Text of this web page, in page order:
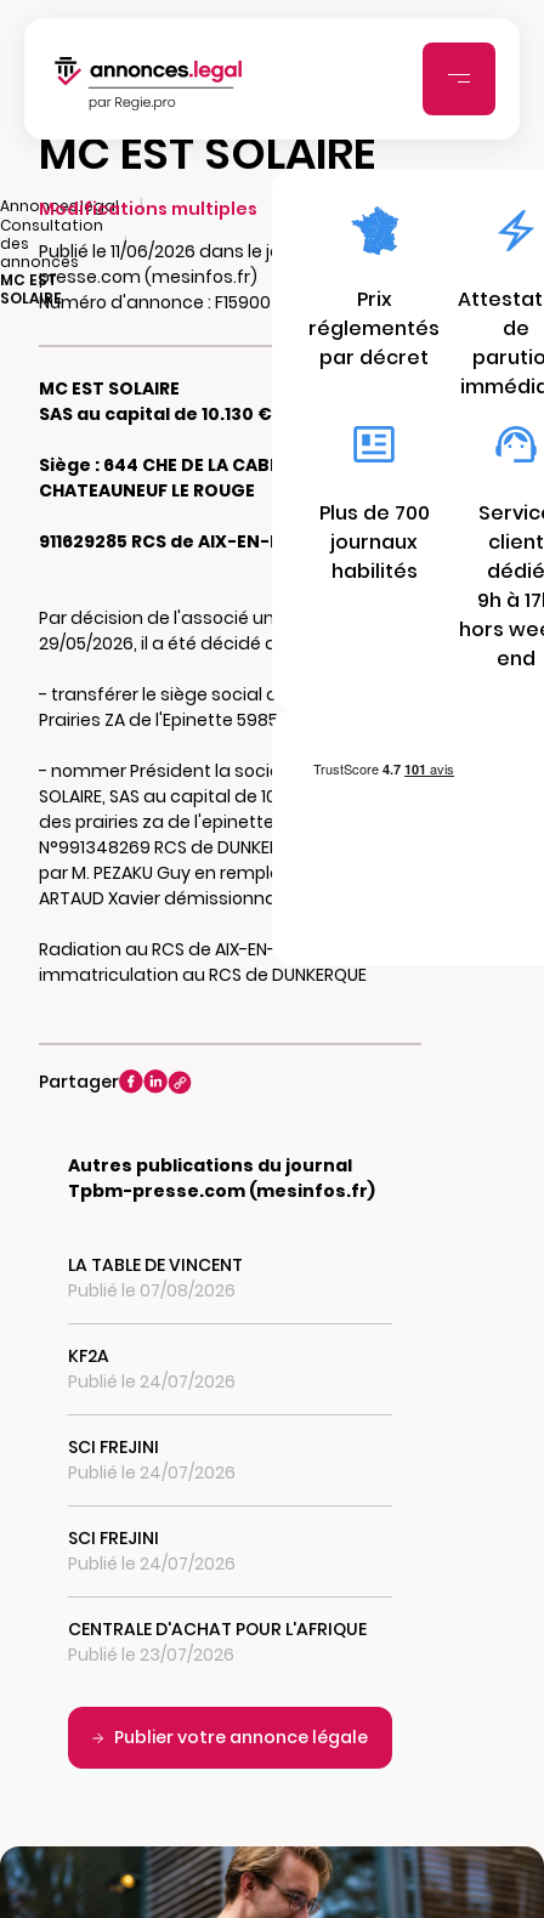
Annonces.legal
|
Consultation
des
annonces
|
MC EST
SOLAIRE
MC EST SOLAIRE
Modifications multiples
Publié le 11/06/2026 dans le journal Tpbm-
presse.com (mesinfos.fr)
Numéro d'annonce : F15900354e64w
MC EST SOLAIRE
SAS au capital de 10.130 €
Siège : 644 CHE DE LA CABRE 13790
CHATEAUNEUF LE ROUGE
911629285 RCS de AIX-EN-PROVENCE
Par décision de l'associé unique du
29/05/2026, il a été décidé de:
- transférer le siège social au Chemin des
Prairies ZA de l'Epinette 59850 NIEPPE.
- nommer Président la société MURFY
SOLAIRE, SAS au capital de 100 €, sise chemin
des prairies za de l'epinette 59850 NIEPPE
N°991348269 RCS de DUNKERQUE représentée
par M. PEZAKU Guy en remplacement de M.
ARTAUD Xavier démissionnaire
Radiation au RCS de AIX-EN-PROVENCE et ré-
immatriculation au RCS de DUNKERQUE
Partager
Autres publications du journal
Tpbm-presse.com (mesinfos.fr)
LA TABLE DE VINCENT
Publié le 07/08/2026
KF2A
Publié le 24/07/2026
SCI FREJINI
Publié le 24/07/2026
SCI FREJINI
Publié le 24/07/2026
CENTRALE D'ACHAT POUR L'AFRIQUE
Publié le 23/07/2026
Publier votre annonce légale
Prix
réglementés
par décret
de
Plus de 700
journaux
habilités
client
dédié
9h à
hors
end